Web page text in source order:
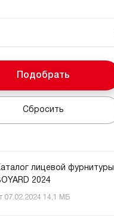
До
Подобрать
Сбросить
лицевой фурнитуры
2024
07.02.2024 14,1 МБ